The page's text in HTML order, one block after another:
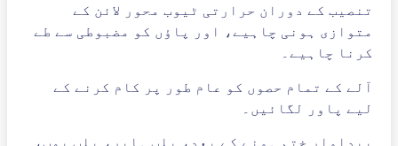
تنصیب کے دوران حرارتی ٹیوب محور لائن کے
متوازی ہونی چاہیے، اور پاؤں کو مضبوطی سے طے
کرنا چاہیے۔
آلے کے تمام حصوں کو عام طور پر کام کرنے کے
لیے پاور لگائیں۔
پیداوار ختم ہونے کے بعد، پلپ ہاپر، پلپ پمپ،